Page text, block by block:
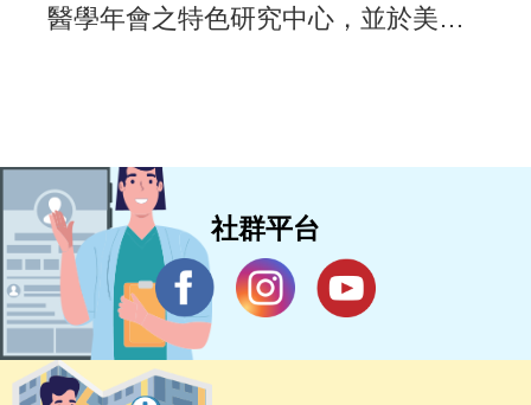
醫學年會之特色研究中心，並於美國
社群平台